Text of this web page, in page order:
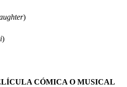
)
)
CÓMICA O MUSICAL